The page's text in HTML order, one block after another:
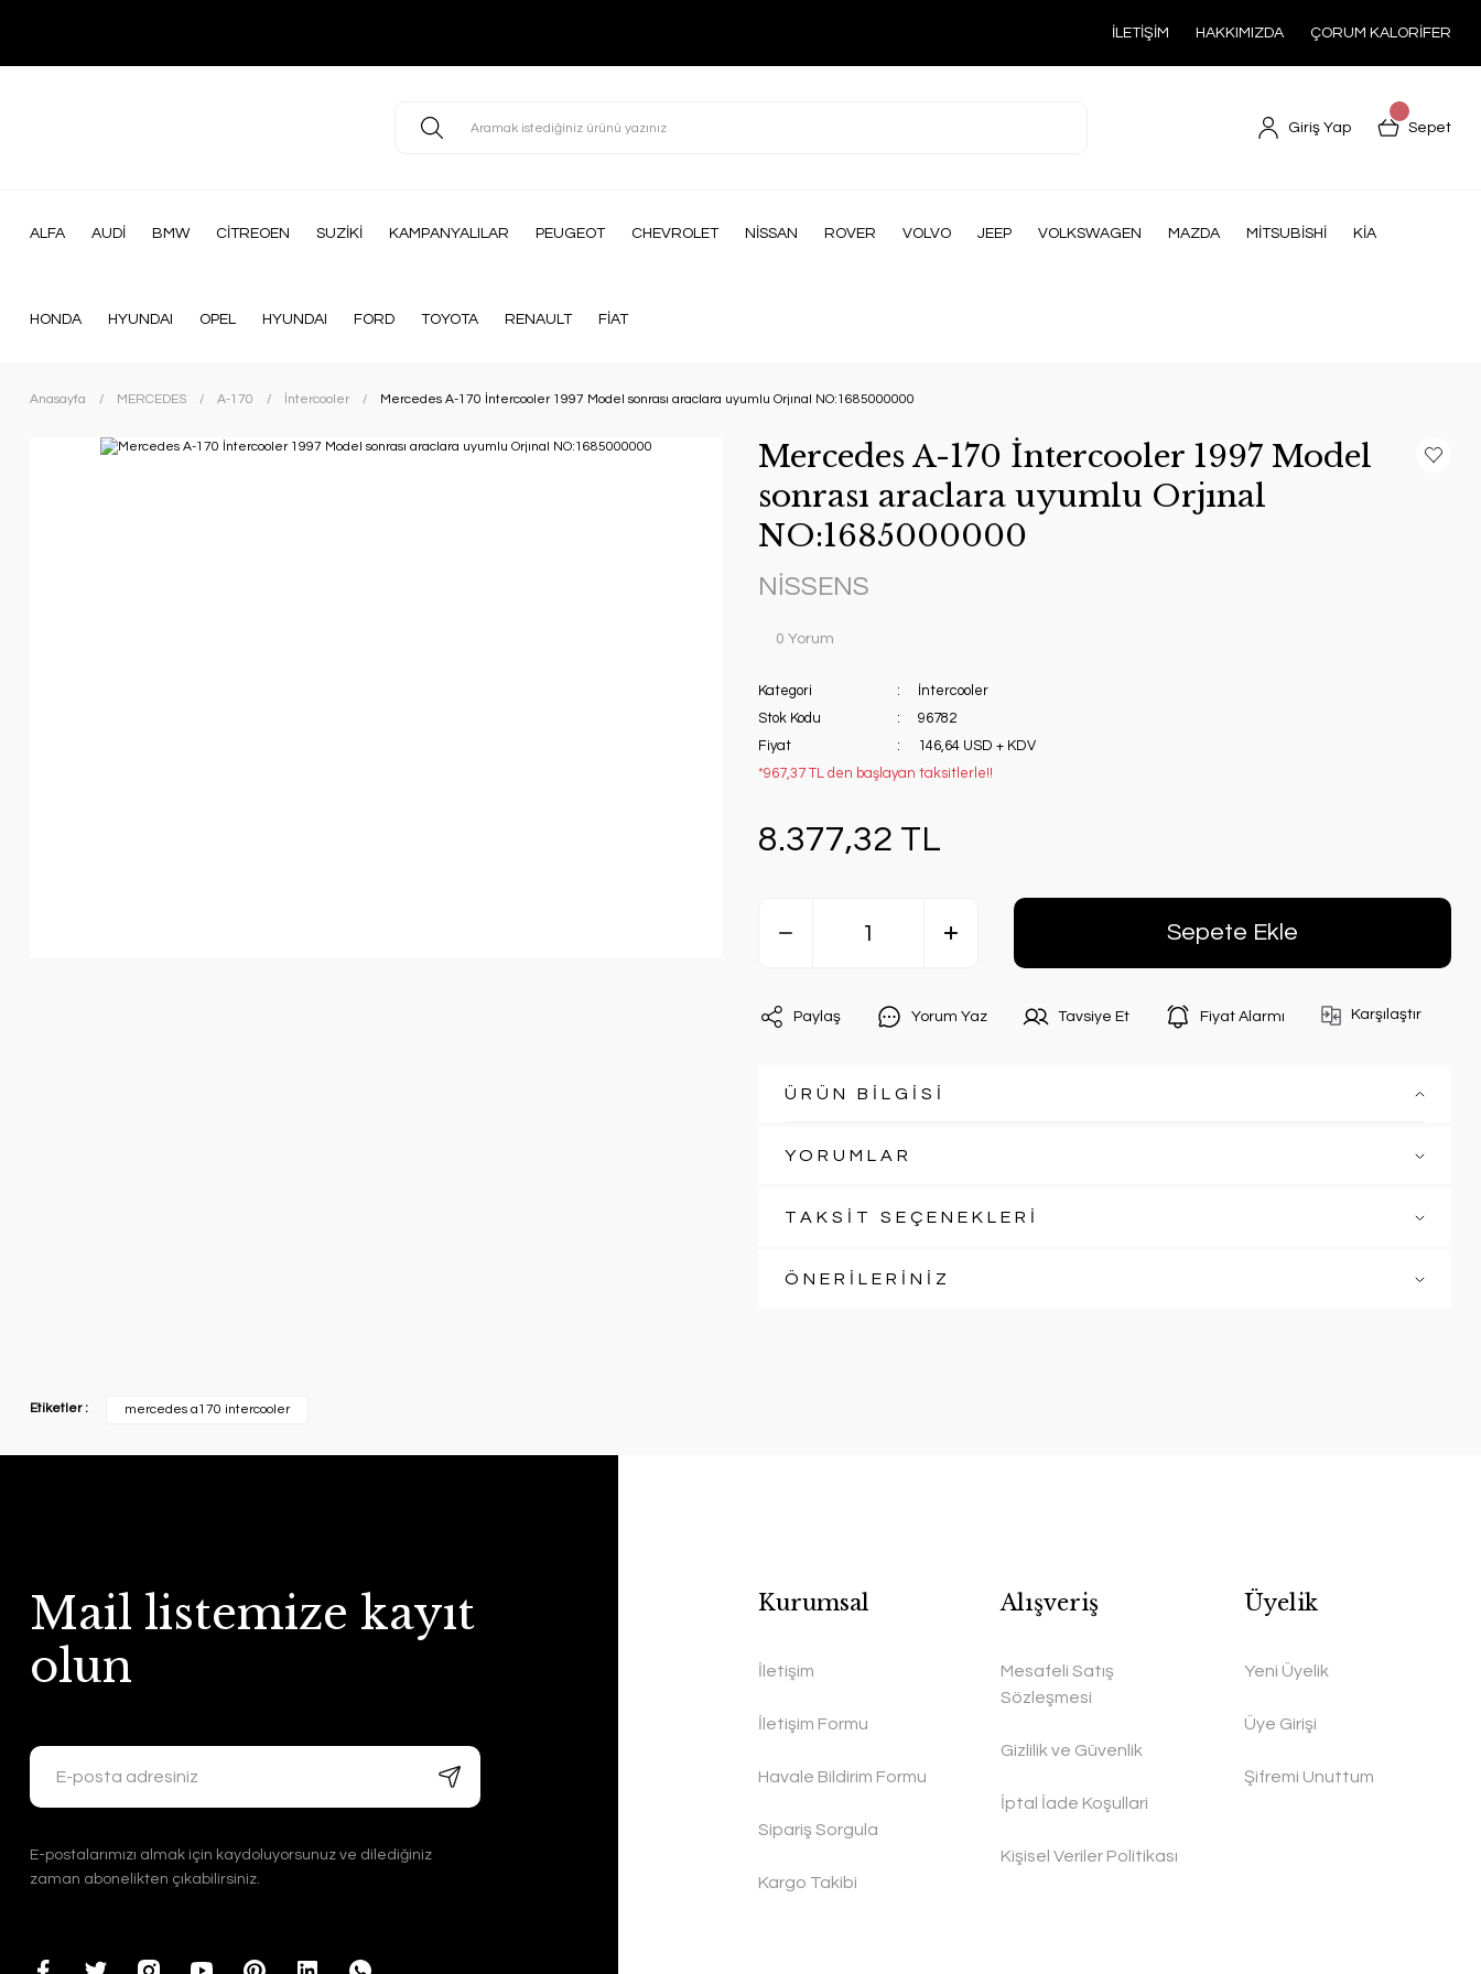
İLETİŞİM HAKKIMIZDA ÇORUM KALORİFER
Giriş Yap Sepet
ALFA AUDİ BMW CİTREOEN SUZİKİ KAMPANYALILAR PEUGEOT CHEVROLET NİSSAN ROVER VOLVO JEEP VOLKSWAGEN MAZDA MİTSUBİSHİ KİA
HONDA HYUNDAI OPEL HYUNDAI FORD TOYOTA RENAULT FİAT
Anasayfa MERCEDES A-170 İntercooler Mercedes A-170 İntercooler 1997 Model sonrası araclara uyumlu Orjınal NO:1685000000
Mercedes A-170 İntercooler 1997 Model
sonrası araclara uyumlu Orjınal
NO:1685000000
NİSSENS
0 Yorum
Kategori
İntercooler
Stok Kodu
96782
Fiyat
146,64 USD + KDV
*967,37 TL den başlayan taksitlerle!!
8.377,32 TL
Sepete Ekle
Paylaş Yorum Yaz Tavsiye Et Fiyat Alarmı Karşılaştır
ÜRÜN BİLGİSİ
YORUMLAR
TAKSİT SEÇENEKLERİ
ÖNERİLERİNİZ
Etiketler : mercedes a170 intercooler
Mail listemize kayıt
olun
E-postalarımızı almak için kaydoluyorsunuz ve dilediğiniz
zaman abonelikten çıkabilirsiniz.
Kurumsal
İletişim
İletişim Formu
Havale Bildirim Formu
Sipariş Sorgula
Kargo Takibi
Alışveriş
Mesafeli Satış
Sözleşmesi
Gizlilik ve Güvenlik
İptal İade Koşullari
Kişisel Veriler Politikası
Üyelik
Yeni Üyelik
Üye Girişi
Şifremi Unuttum